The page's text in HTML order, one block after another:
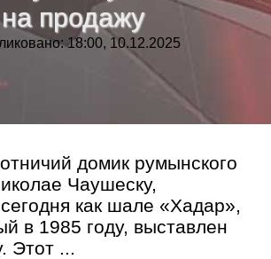
на продажу
18:00, 10.12.2025
домик румынского
Чаушеску,
как шале «Хадар»,
в 1985 году, выставлен
Этот ...